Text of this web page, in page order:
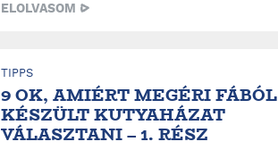
ELOLVASOM
TIPPS
9 OK, AMIÉRT MEGÉRI FÁBÓL
KÉSZÜLT KUTYAHÁZAT
VÁLASZTANI – 1. RÉSZ